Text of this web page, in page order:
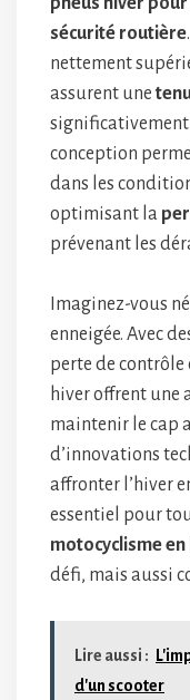
sécurité routière
nettement
assurent une
significativement
conception
dans les
optimisant la
prévenant les
Imaginez-vous
enneigée. Avec
perte de contrôle
hiver offrent une
maintenir le cap
d’innovations
affronter l’hiver
essentiel pour
motocyclisme en
défi, mais aussi
Lire aussi :
d'un scooter